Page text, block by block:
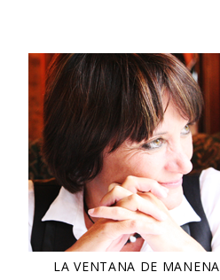
LA VENTANA DE MANENA